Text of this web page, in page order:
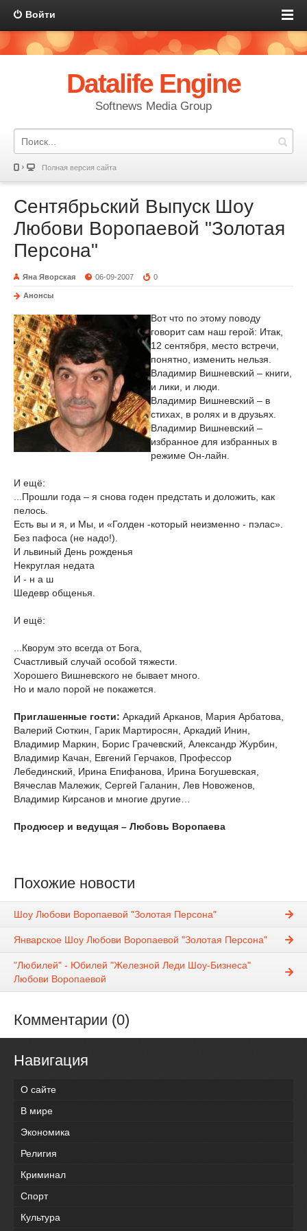
Войти
Datalife Engine
Softnews Media Group
Полная версия сайта
Сентябрьский Выпуск Шоу
Любови Воропаевой "Золотая
Персона"
Яна Яворская 06-09-2007 0
Анонсы
Вот что по этому поводу
говорит сам наш герой: Итак,
12 сентября, место встречи,
понятно, изменить нельзя.
Владимир Вишневский – книги,
и лики, и люди.
Владимир Вишневский – в
стихах, в ролях и в друзьях.
Владимир Вишневский –
избранное для избранных в
режиме Он-лайн.
И ещё:
...Прошли года – я снова годен предстать и доложить, как
пелось.
Есть вы и я, и Мы, и «Голден -который неизменно - пэлас».
Без пафоса (не надо!).
И львиный День рожденья
Некруглая недата
И - н а ш
Шедевр общенья.
И ещё:
...Кворум это всегда от Бога,
Счастливый случай особой тяжести.
Хорошего Вишневского не бывает много.
Но и мало порой не покажется.
Приглашенные гости: Аркадий Арканов, Мария Арбатова,
Валерий Сюткин, Гарик Мартиросян, Аркадий Инин,
Владимир Маркин, Борис Грачевский, Александр Журбин,
Владимир Качан, Евгений Герчаков, Профессор
Лебединский, Ирина Епифанова, Ирина Богушевская,
Вячеслав Малежик, Сергей Галанин, Лев Новоженов,
Владимир Кирсанов и многие другие…
Продюсер и ведущая – Любовь Воропаева
Похожие новости
Шоу Любови Воропаевой "Золотая Персона"
Январское Шоу Любови Воропаевой "Золотая Персона"
"Любилей" - Юбилей "Железной Леди Шоу-Бизнеса"
Любови Воропаевой
Комментарии (0)
Навигация
О сайте
В мире
Экономика
Религия
Криминал
Спорт
Культура